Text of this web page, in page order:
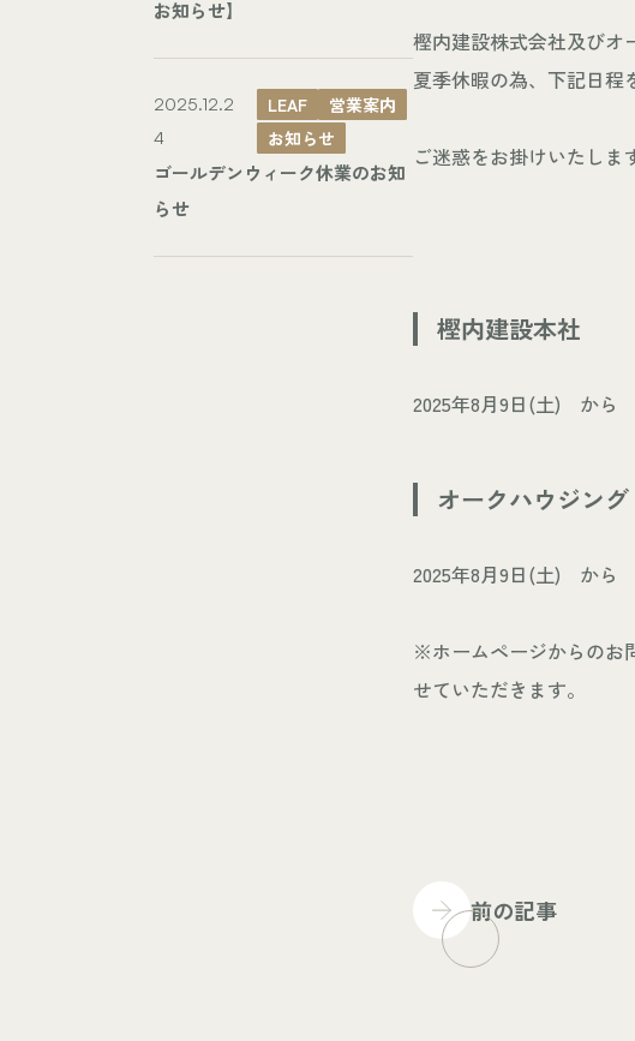
お知らせ】
2025.12.2
4
LEAF
営業案内
お知らせ
ゴールデンウィーク休業のお知
らせ
樫内建設株式会社及びオ
夏季休暇の為、下記日程
ご迷惑をお掛けいたし
樫内建設本社
2025年8月9日(土) から
オークハウジン
2025年8月9日(土) から
※ホームページからのお
せていただきます。
前の記事